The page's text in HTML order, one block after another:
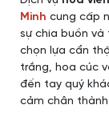
Minh cung cấp
sự chia buồn và
chọn lựa cẩn
trắng, hoa cúc
đến tay quý
cảm chân